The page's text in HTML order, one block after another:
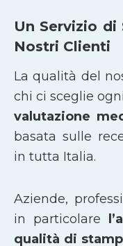
Un Servizio
Nostri Clienti
La qualità del
chi ci sceglie
valutazione
basata sulle
in tutta Italia.
Aziende,
in particolare
qualità di